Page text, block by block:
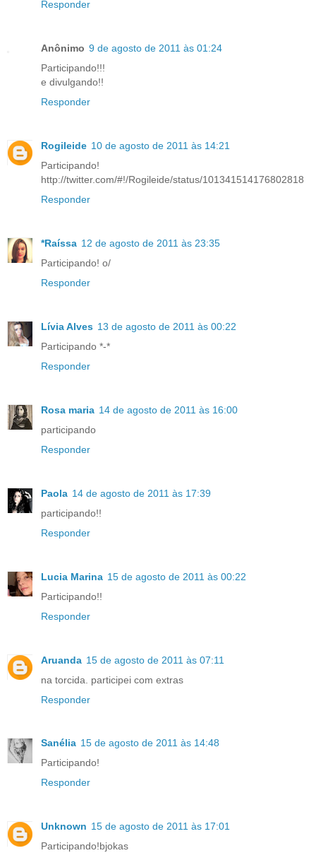
Responder
Anônimo 9 de agosto de 2011 às 01:24
Participando!!!
e divulgando!!
Responder
Rogileide 10 de agosto de 2011 às 14:21
Participando!
http://twitter.com/#!/Rogileide/status/101341514176802818
Responder
*Raíssa 12 de agosto de 2011 às 23:35
Participando! o/
Responder
Lívia Alves 13 de agosto de 2011 às 00:22
Participando *-*
Responder
Rosa maria 14 de agosto de 2011 às 16:00
participando
Responder
Paola 14 de agosto de 2011 às 17:39
participando!!
Responder
Lucia Marina 15 de agosto de 2011 às 00:22
Participando!!
Responder
Aruanda 15 de agosto de 2011 às 07:11
na torcida. participei com extras
Responder
Sanélia 15 de agosto de 2011 às 14:48
Participando!
Responder
Unknown 15 de agosto de 2011 às 17:01
Participando!bjokas